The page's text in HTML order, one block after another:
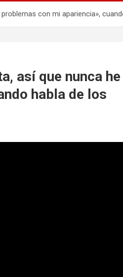
con mi apariencia»,
así que nunca he
habla de los